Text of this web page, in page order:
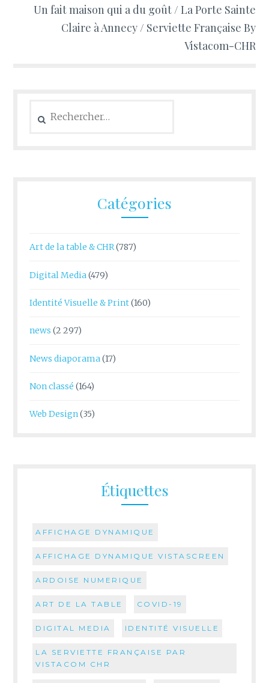
Un fait maison qui a du goût / La Porte Sainte
Claire à Annecy / Serviette Française By
Vistacom-CHR
Catégories
Art de la table & CHR(787)
Digital Media (479)
Identité Visuelle & Print(160)
news (2 297)
News diaporama (17)
Non classé (164)
Web Design(35)
Étiquettes
AFFICHAGE DYNAMIQUE
AFFICHAGE DYNAMIQUE VISTASCREEN
ARDOISE NUMERIQUE
ART DE LA TABLE COVID-19
DIGITAL MEDIA IDENTITÉ VISUELLE
LA SERVIETTE FRANÇAISE PAR
VISTACOM CHR